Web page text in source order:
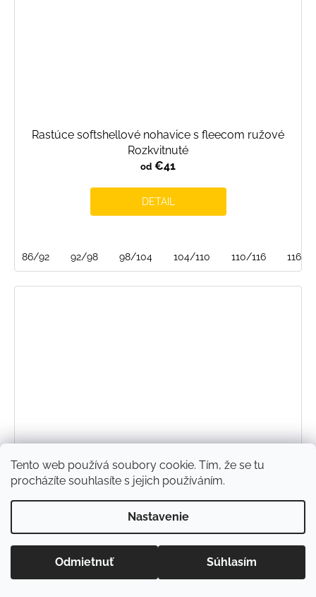
Tento web používá soubory cookie. Tím, že se tu
procházíte souhlasíte s jejich používáním.
Nastavenie
Odmietnuť Súhlasím
Rastúce softshellové nohavice s fleecom ružové
Rozkvitnuté
od €41
DETAIL
86/92 92/98 98/104 104/110 110/116 116/